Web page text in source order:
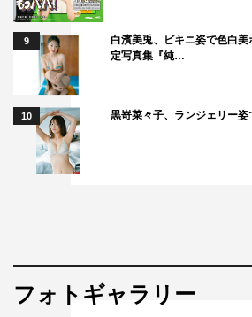
9
白濱美兎、ビキニ姿で色白
定写真集『純…
10 黒嵜菜々子、ランジェリー
フォトギャラリー